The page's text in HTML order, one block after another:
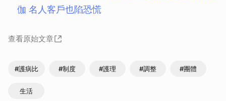
伽 名人客戶也陷恐慌
查看原始文章
#護病比 #制度 #護理 #調整 #團體
生活